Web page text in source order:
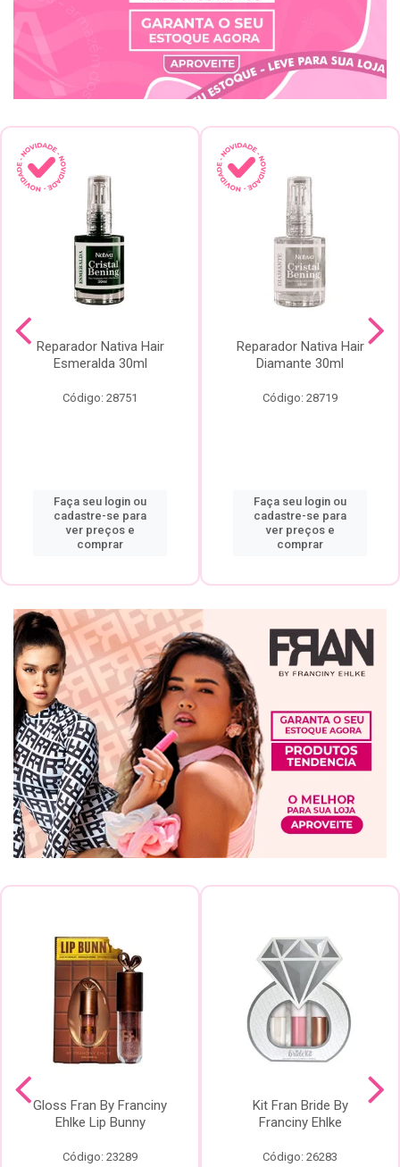
Reparador Nativa Hair
Esmeralda 30ml
Código: 28751
Faça seu login ou
cadastre-se para
ver preços e
comprar
Reparador Nativa Hair
Diamante 30ml
Código: 28719
Faça seu login ou
cadastre-se para
ver preços e
comprar
Gloss Fran By Franciny
Ehlke Lip Bunny
Código: 23289
Kit Fran Bride By
Franciny Ehlke
Código: 26283